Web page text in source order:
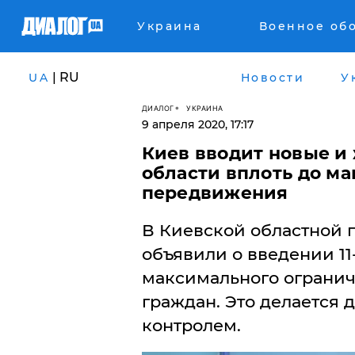
Украина Военное
UA | RU Новости
ДИАЛОГ УКРАИНА
9 апреля 2020, 17:17
Киев вводит новые и
области вплоть до
передвижения
В Киевской областной
объявили о введении
максимального
граждан. Это делается
контролем.